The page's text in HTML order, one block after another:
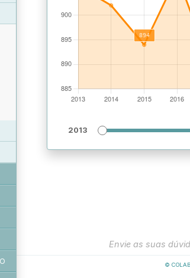
2013
Envie as suas
©